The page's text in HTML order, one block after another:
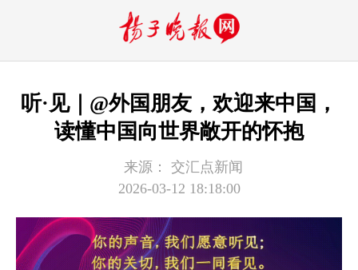
听·见｜@外国朋友，欢迎来中国，
读懂中国向世界敞开的怀抱
来源：
交汇点新闻
2026-03-12 18:18:00